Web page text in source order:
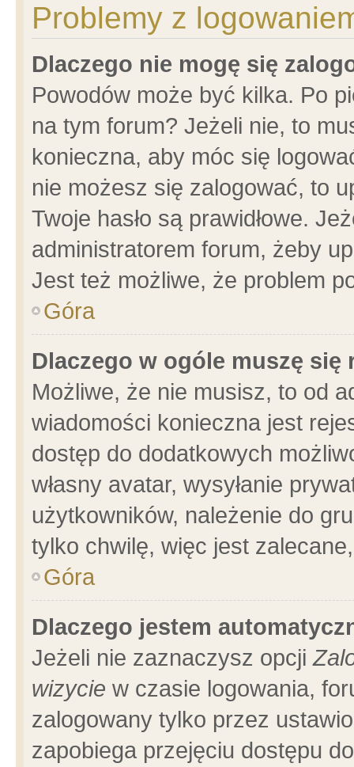
Problemy z
Dlaczego nie mogę się
Powodów może być kilka. Po
na tym forum? Jeżeli nie, to
konieczna, aby móc się
nie możesz się zalogować, to
Twoje hasło są prawidłowe.
administratorem forum, żeby
Jest też możliwe, że problem
Góra
Dlaczego w ogóle muszę się
Możliwe, że nie musisz, to od
wiadomości konieczna jest
dostęp do dodatkowych
własny avatar, wysyłanie
użytkowników, należenie do
tylko chwilę, więc jest
Góra
Dlaczego jestem
Jeżeli nie zaznaczysz opcji
wizycie w czasie logowania,
zalogowany tylko przez
zapobiega przejęciu dostępu